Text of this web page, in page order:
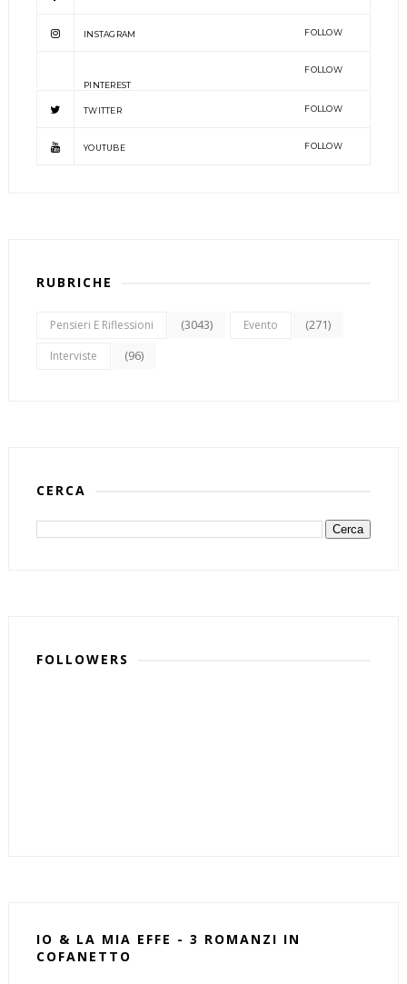
INSTAGRAM FOLLOW
PINTEREST
FOLLOW
TWITTER FOLLOW
YOUTUBE FOLLOW
RUBRICHE
Pensieri E Riflessioni (3043) Evento (271)
Interviste (96)
CERCA
FOLLOWERS
IO & LA MIA EFFE - 3 ROMANZI IN
COFANETTO